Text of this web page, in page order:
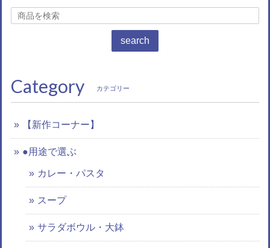
search
Category カテゴリー
【新作コーナー】
●用途で選ぶ
カレー・パスタ
スープ
サラダボウル・大鉢